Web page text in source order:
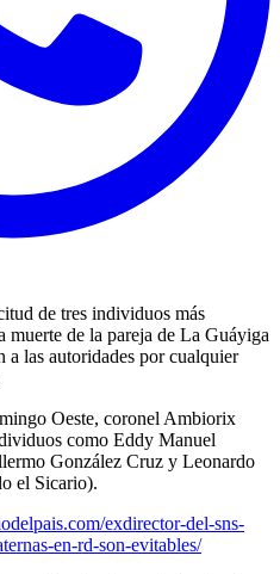
de tres individuos más
muerte de la pareja de La Guáyiga
a las autoridades por cualquier
Oeste, coronel Ambiorix
como Eddy Manuel
González Cruz y Leonardo
el Sicario).
exdirector-del-sns-
en-rd-son-evitables/